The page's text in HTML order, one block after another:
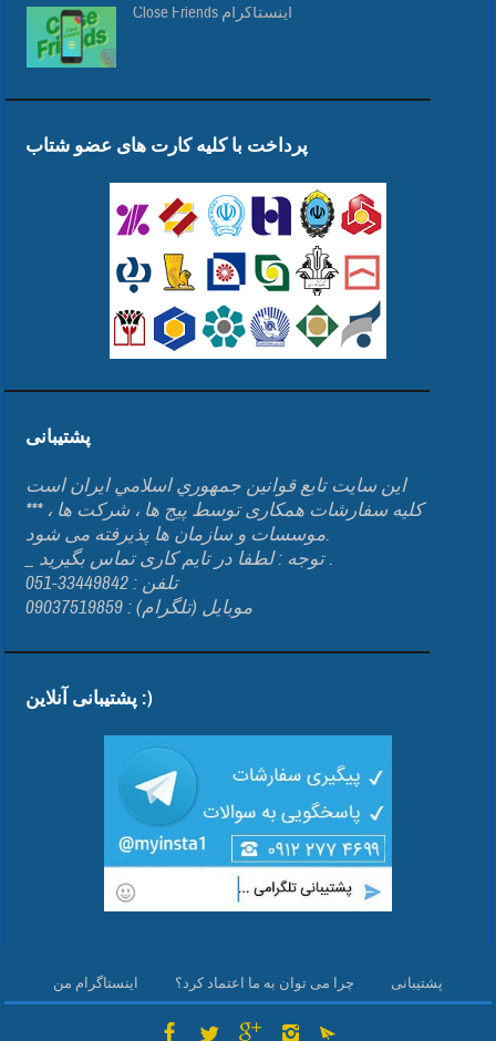
Close Friends اینستاگرام
پرداخت با کلیه کارت های عضو شتاب
پشتیبانی
اين سايت تابع قوانين جمهوري اسلامي ايران است
*** کلیه سفارشات همکاری توسط پیج ها ، شرکت ها ،
موسسات و سازمان ها پذیرفته می شود.
_ توجه : لطفا در تایم کاری تماس بگیرید .
تلفن : 33449842-051
موبایل (تلگرام) : 09037519859
پشتیبانی آنلاین :)
اینستاگرام من چرا می توان به ما اعتماد کرد؟ پشتیبانی